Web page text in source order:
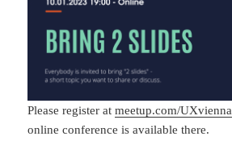
Please register atmeetup.com/UXvienna
online conference is available there.